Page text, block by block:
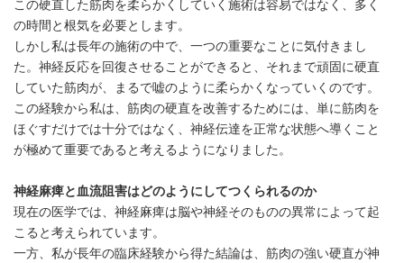
この硬直した筋肉を柔らかくしていく施術は容易ではなく、多く
の時間と根気を必要とします。
しかし私は長年の施術の中で、一つの重要なことに気付きまし
た。神経反応を回復させることができると、それまで頑固に硬直
していた筋肉が、まるで嘘のように柔らかくなっていくのです。
この経験から私は、筋肉の硬直を改善するためには、単に筋肉を
ほぐすだけでは十分ではなく、神経伝達を正常な状態へ導くこと
が極めて重要であると考えるようになりました。
神経麻痺と血流阻害はどのようにしてつくられるのか
現在の医学では、神経麻痺は脳や神経そのものの異常によって起
こると考えられています。
一方、私が長年の臨床経験から得た結論は、筋肉の強い硬直が神